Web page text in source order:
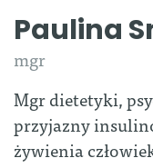
Paulina
mgr
Mgr dietetyki,
przyjazny
żywienia